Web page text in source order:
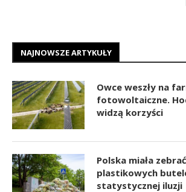
NAJNOWSZE ARTYKUŁY
Owce weszły na
fotowoltaiczne.
widzą korzyści
Polska miała
plastikowych
statystycznej iluzji